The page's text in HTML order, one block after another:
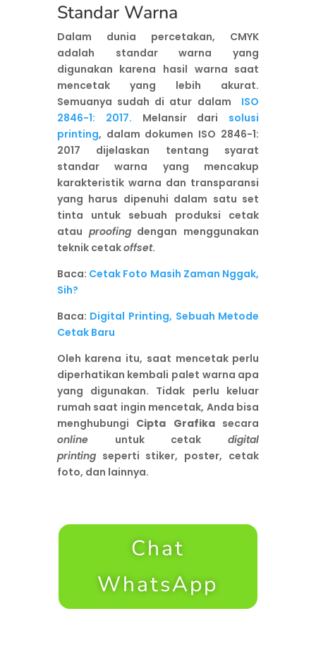
Standar Warna
Dalam dunia percetakan, CMYK
adalah standar warna yang
digunakan karena hasil warna saat
mencetak yang lebih akurat.
Semuanya sudah di atur dalam
ISO
2846-1: 2017. Melansir dari solusi
printing, dalam dokumen ISO 2846-1:
2017 dijelaskan tentang syarat
standar warna yang mencakup
karakteristik warna dan transparansi
yang harus dipenuhi dalam satu set
tinta untuk sebuah produksi cetak
atau proofingdengan menggunakan
teknik cetakoffset.
Baca: Cetak Foto Masih Zaman Nggak,
Sih?
Baca: Digital Printing, Sebuah Metode
Cetak Baru
Oleh karena itu, saat mencetak perlu
diperhatikan kembali palet warna apa
yang digunakan. Tidak perlu keluar
rumah saat ingin mencetak, Anda bisa
menghubungi Cipta Grafikasecara
onlineuntuk cetakdigital
printingseperti stiker, poster, cetak
foto, dan lainnya.
Chat
WhatsApp